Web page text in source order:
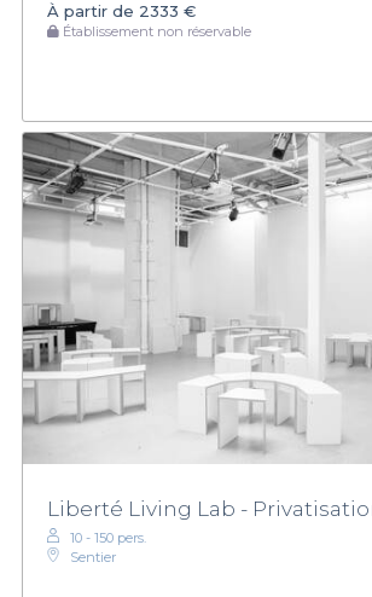
À partir de 2333 €
Établissement non réservable
Liberté Living Lab -
10 - 150 pers.
Sentier